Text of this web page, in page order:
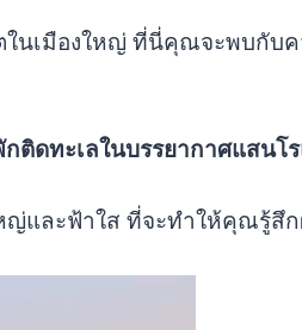
ในเมืองใหญ่ ที่นี่คุณจะพบกับ
ติดทะเลในบรรยากาศแสนโ
ญ่และฟ้าใส ที่จะทำให้คุณรู้สึ